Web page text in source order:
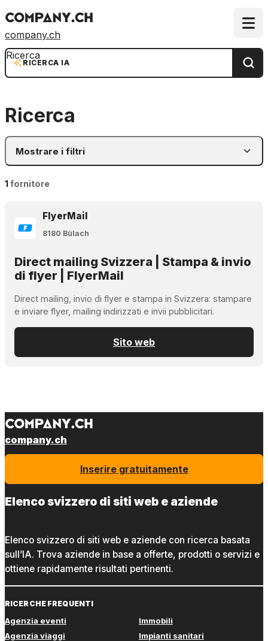
company.ch
RICERCA IA
Ricerca
Ricerca
Mostrare i filtri
1fornitore
FlyerMail
8180 Bülach
Direct mailing Svizzera | Stampa & invio
di flyer | FlyerMail
Direct mailing, invio di flyer e stampa in Svizzera: stampare
e inviare flyer, mailing indirizzati e invii pubblicitari.
Sito web
company.ch
Inserire gratuitamente
Elenco svizzero di siti web e aziende
Elenco svizzero di siti web e aziende con ricerca basata
sull’IA. Trova aziende in base a offerte, prodotti o servizi e
ottiene rapidamente risultati pertinenti.
RICERCHE FREQUENTI
Agenzia eventi
Agenzia viaggi
Immobili
Impianti sanitari